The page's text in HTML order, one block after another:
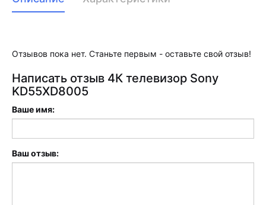
Отзывов пока нет. Станьте первым - оставьте свой отзыв!
Написать отзыв 4К телевизор Sony
KD55XD8005
Ваше имя:
Ваш отзыв: